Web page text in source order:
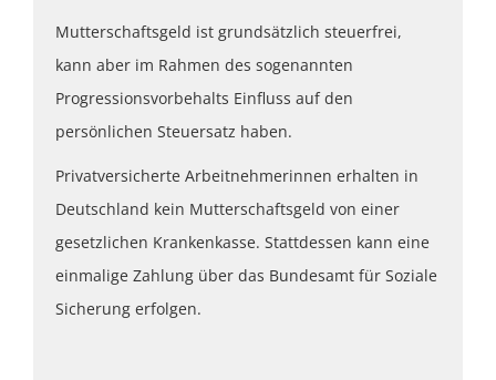
Mutterschaftsgeld ist grundsätzlich steuerfrei,
kann aber im Rahmen des sogenannten
Progressionsvorbehalts Einfluss auf den
persönlichen Steuersatz haben.
Privatversicherte Arbeitnehmerinnen erhalten in
Deutschland kein Mutterschaftsgeld von einer
gesetzlichen Krankenkasse. Stattdessen kann eine
einmalige Zahlung über das Bundesamt für Soziale
Sicherung erfolgen.